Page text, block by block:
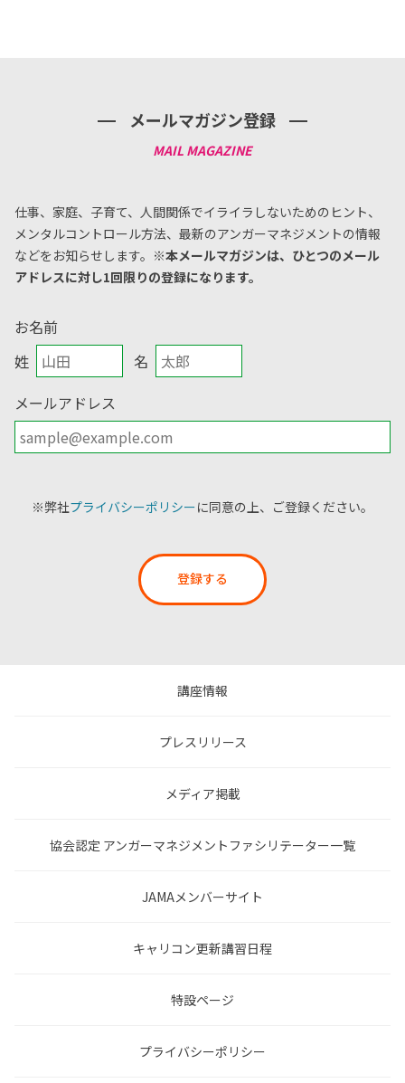
メールマガジン登録
仕事、家庭、子育て、人間関係でイライラしないためのヒント、
メンタルコントロール方法、 最新のアンガーマネジメントの情報
などをお知らせします。 ※本メールマガジンは、ひとつのメール
アドレスに対し1回限りの登録になります。
お名前
姓
名
メールアドレス
※弊社プライバシーポリシーに同意の上、ご登録ください。
登録する
講座情報
プレスリリース
メディア掲載
協会認定 アンガーマネジメントファシリテーター一覧
JAMAメンバーサイト
キャリコン更新講習日程
特設ページ
プライバシーポリシー